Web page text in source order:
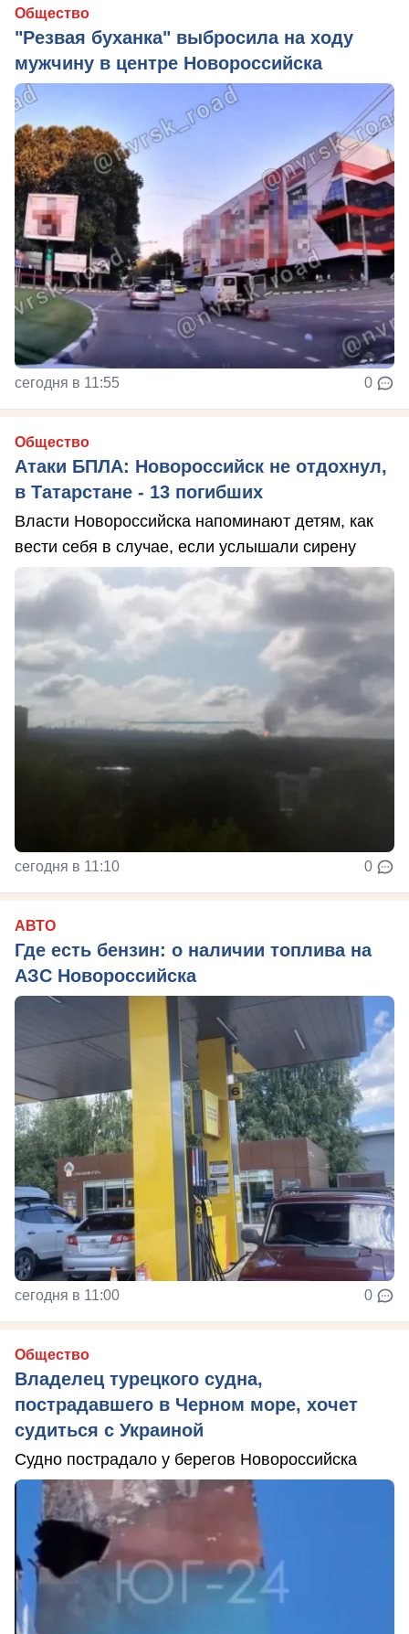
Общество
"Резвая буханка" выбросила на ходу
мужчину в центре Новороссийска
сегодня в 11:55 0
Общество
Атаки БПЛА: Новороссийск не отдохнул,
в Татарстане - 13 погибших
Власти Новороссийска напоминают детям, как
вести себя в случае, если услышали сирену
сегодня в 11:10 0
АВТО
Где есть бензин: о наличии топлива на
АЗС Новороссийска
сегодня в 11:00 0
Общество
Владелец турецкого судна,
пострадавшего в Черном море, хочет
судиться с Украиной
Судно пострадало у берегов Новороссийска